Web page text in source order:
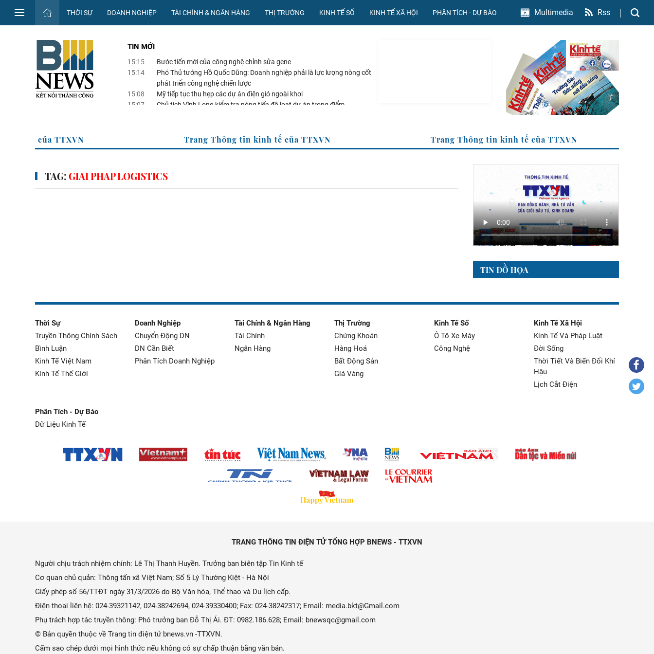
THỜI SỰ DOANH NGHIỆP TÀI CHÍNH & NGÂN HÀNG THỊ TRƯỜNG KINH TẾ SỐ KINH TẾ XÃ HỘI PHÂN TÍCH - DỰ BÁO Multimedia Rss
TIN MỚI
15:15
Bước tiến mới của công nghệ chỉnh sửa gene
15:14
Phó Thủ tướng Hồ Quốc Dũng: Doanh nghiệp phải là lực lượng nòng cốt
phát triển công nghệ chiến lược
15:08
Mỹ tiếp tục thu hẹp các dự án điện gió ngoài khơi
15:07
Chủ tịch Vĩnh Long kiểm tra nóng tiến độ loạt dự án trọng điểm
tin kinh tế của TTXVN Trang Thông tin kinh tế của TTXVN Trang Thông tin kinh tế của TTXVN
TAG:GIAI PHAP LOGISTICS
TIN ĐỒ HỌA
Thời Sự
Truyền Thông Chính Sách
Bình Luận
Kinh Tế Việt Nam
Kinh Tế Thế Giới
Doanh Nghiệp
Chuyển Động DN
DN Cần Biết
Phân Tích Doanh Nghiệp
Tài Chính & Ngân Hàng
Tài Chính
Ngân Hàng
Thị Trường
Chứng Khoán
Hàng Hoá
Bất Động Sản
Giá Vàng
Kinh Tế Số
Ô Tô Xe Máy
Công Nghệ
Kinh Tế Xã Hội
Kinh Tế Và Pháp Luật
Đời Sống
Thời Tiết Và Biến Đổi Khí
Hậu
Lịch Cắt Điện
Phân Tích - Dự Báo
Dữ Liệu Kinh Tế
TRANG THÔNG TIN ĐIỆN TỬ TỔNG HỢP BNEWS - TTXVN
Người chịu trách nhiệm chính: Lê Thị Thanh Huyền. Trưởng ban biên tập Tin Kinh tế
Cơ quan chủ quản: Thông tấn xã Việt Nam; Số 5 Lý Thường Kiệt - Hà Nội
Giấy phép số 56/TTĐT ngày 31/3/2026 do Bộ Văn hóa, Thể thao và Du lịch cấp.
Điện thoại liên hệ: 024-39321142, 024-38242694, 024-39330400; Fax: 024-38242317; Email: media.bkt@Gmail.com
Phụ trách hợp tác truyền thông: Phó trưởng ban Đỗ Thị Ái. ĐT: 0982.186.628; Email: bnewsqc@gmail.com
© Bản quyền thuộc về Trang tin điện tử bnews.vn -TTXVN.
Cấm sao chép dưới mọi hình thức nếu không có sự chấp thuận bằng văn bản.